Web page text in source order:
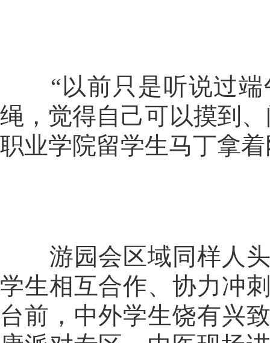
“以前只是听说过端
绳，觉得自己可以摸到
职业学院留学生马丁拿
游园会区域同样人头
学生相互合作、协力冲
台前，中外学生饶有兴